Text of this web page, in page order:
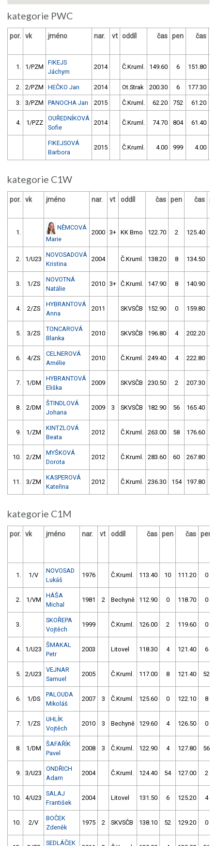
kategorie PWC
por. vk jméno nar. vt oddíl čas pen čas
1. 1/PZM
FIKEJS
Jáchym
2014 Č.Kruml. 149.60 6 151.80
2. 2/PZM HEČKO Jan 2014 Ot.Strak 200.30 6 177.30
3. 3/PZM PANOCHA Jan 2015 Č.Kruml. 62.20 752 61.20
4. 1/PZZ
OUŘEDNÍKOVÁ
Sofie
2014 Č.Kruml. 74.70 804 61.40
FIKEJSOVÁ
Barbora
2015 Č.Kruml. 4.00 999 4.00
kategorie C1W
por. vk jméno nar. vt oddíl čas pen čas
1.
NĚMCOVÁ
Marie
2000 3+ KK Brno 122.70 2 125.40
2. 1/U23
NOVOSADOVÁ
Kristina
2004 Č.Kruml. 138.20 8 134.50
3. 1/ZS
NOVOTNÁ
Natálie
2010 3+ Č.Kruml. 147.90 8 140.90
4. 2/ZS
HYBRANTOVÁ
Anna
2011 SKVSČB 152.90 0 159.80
5. 3/ZS
TONCAROVÁ
Blanka
2010 SKVSČB 196.80 4 202.20
6. 4/ZS
CELNEROVÁ
Amélie
2010 Č.Kruml. 249.40 4 222.80
7. 1/DM
HYBRANTOVÁ
Eliška
2009 SKVSČB 230.50 2 207.30
8. 2/DM
ŠTINDLOVÁ
Johana
2009 3 SKVSČB 182.90 56 165.40
9. 1/ZM
KINTZLOVÁ
Beata
2012 Č.Kruml. 263.00 58 176.60
10. 2/ZM
MYŠKOVÁ
Dorota
2012 Č.Kruml. 283.60 60 267.80
11. 3/ZM
KASPEROVÁ
Kateřina
2012 Č.Kruml. 236.30 154 197.80
kategorie C1M
por. vk jméno nar. vt oddíl čas pen čas pen
1. 1/V
NOVOSAD
Lukáš
1976 Č.Kruml. 113.40 10 111.20 0
2. 1/VM
HÁŠA
Michal
1981 2 Bechyně 112.90 0 118.70 0
3.
SKOŘEPA
Vojtěch
1999 Č.Kruml. 126.00 2 119.60 0
4. 1/U23
ŠMAKAL
Petr
2003 Litovel 118.30 4 121.40 6
5. 2/U23
VEJNAR
Samuel
2005 Č.Kruml. 117.00 8 121.40 52
6. 1/DS
PALOUDA
Mikoláš
2007 3 Č.Kruml. 125.60 0 122.10 8
7. 1/ZS
UHLÍK
Vojtěch
2010 3 Bechyně 129.60 4 126.50 0
8. 1/DM
ŠAFAŘÍK
Pavel
2008 3 Č.Kruml. 122.90 4 127.80 56
9. 3/U23
ONDŘICH
Adam
2004 Č.Kruml. 124.40 54 127.00 2
10. 4/U23
SALAJ
František
2004 Litovel 131.50 6 125.20 4
10. 2/V
BOČEK
Zdeněk
1975 2 SKVSČB 138.10 52 129.20 0
SEDLÁČEK